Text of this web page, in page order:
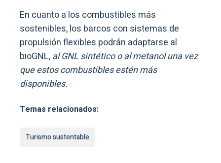
En cuanto a los combustibles más
sostenibles, los barcos con sistemas de
propulsión flexibles podrán adaptarse al
bioGNL,al GNL sintético o al metanol una vez
que estos combustibles estén más
disponibles.
Temas relacionados:
Turismo sustentable